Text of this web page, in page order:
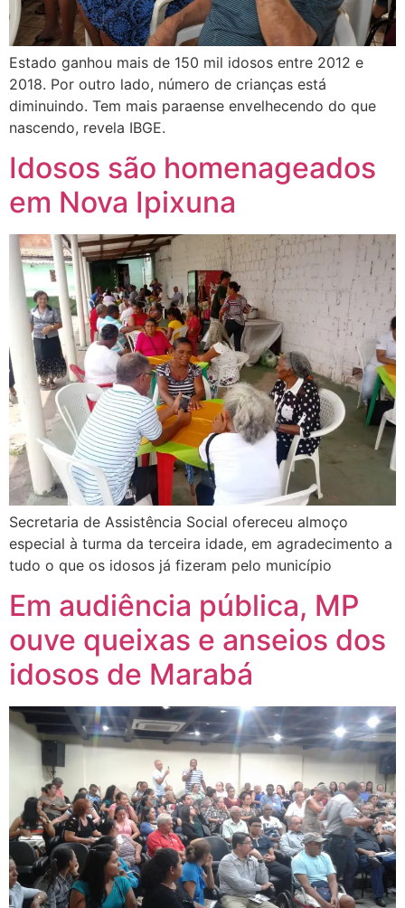
Estado ganhou mais de 150 mil idosos entre 2012 e
2018. Por outro lado, número de crianças está
diminuindo. Tem mais paraense envelhecendo do que
nascendo, revela IBGE.
Idosos são homenageados
em Nova Ipixuna
Secretaria de Assistência Social ofereceu almoço
especial à turma da terceira idade, em agradecimento a
tudo o que os idosos já fizeram pelo município
Em audiência pública, MP
ouve queixas e anseios dos
idosos de Marabá